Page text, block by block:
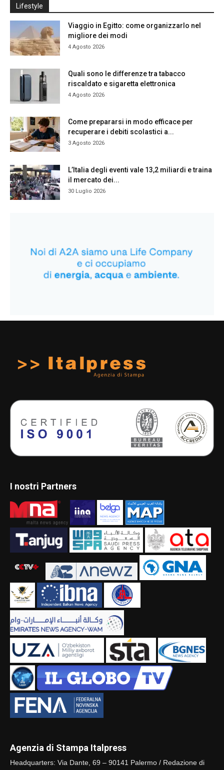
Lifestyle
Viaggio in Egitto: come organizzarlo nel
migliore dei modi
4 Agosto 2026
Quali sono le differenze tra tabacco
riscaldato e sigaretta elettronica
4 Agosto 2026
Come prepararsi in modo efficace per
recuperare i debiti scolastici a...
3 Agosto 2026
L’Italia degli eventi vale 13,2 miliardi e traina
il mercato dei...
30 Luglio 2026
I nostri Partners
Agenzia di Stampa Italpress
Headquarters: Via Dante, 69 – 90141 Palermo / Redazione di